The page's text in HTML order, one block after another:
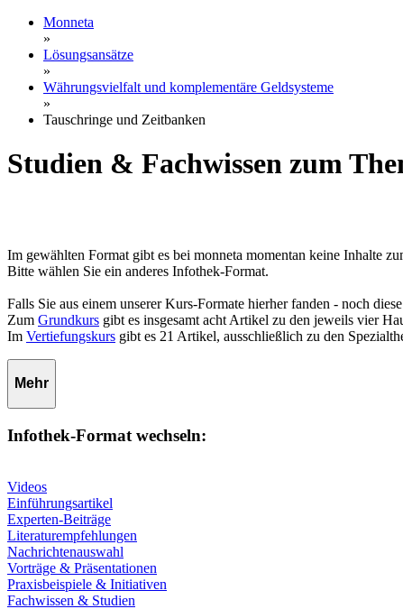
Monneta
»
Lösungsansätze
»
Währungsvielfalt und komplementäre Geldsysteme
»
Tauschringe und Zeitbanken
Studien & Fachwissen zum
Im gewählten Format gibt es bei monneta momentan keine Inhalte
Bitte wählen Sie ein anderes Infothek-Format.
Falls Sie aus einem unserer Kurs-Formate hierher fanden - noch
Zum Grundkurs gibt es insgesamt acht Artikel zu den jeweils vier
Im Vertiefungskurs gibt es 21 Artikel, ausschließlich zu den
Mehr
Infothek-Format wechseln:
Videos
Einführungsartikel
Experten-Beiträge
Literaturempfehlungen
Nachrichtenauswahl
Vorträge & Präsentationen
Praxisbeispiele & Initiativen
Fachwissen & Studien